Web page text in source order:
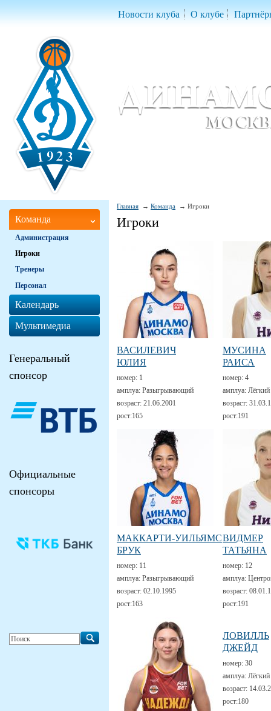
Новости клуба О клубе
Главная Команда Игроки
Игроки
ВАСИЛЕВИЧ
ЮЛИЯ
номер: 1
амплуа: Разыгрывающий
возраст: 21.06.2001
рост:165
МУСИНА
РАИСА
номер: 4
амплуа:
возраст:
рост:191
МАККАРТИ-УИЛЬЯМС
БРУК
номер: 11
амплуа: Разыгрывающий
возраст: 02.10.1995
рост:163
ВИДМЕР
ТАТЬЯНА
номер: 12
амплуа:
возраст:
рост:191
ЛОВИЛЛЬ
ДЖЕЙД
номер: 30
амплуа:
возраст:
рост:180
Команда
Администрация
Игроки
Тренеры
Персонал
Календарь
Мультимедиа
Генеральный
спонсор
Официальные
спонсоры